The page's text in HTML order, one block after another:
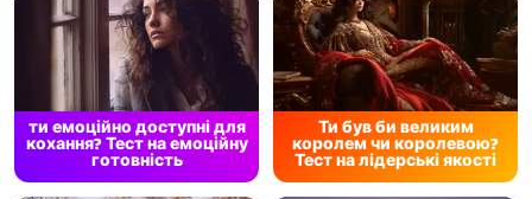
ти емоційно доступні для
кохання? Тест на емоційну
готовність
Ти був би великим
королем чи королевою?
Тест на лідерські якості